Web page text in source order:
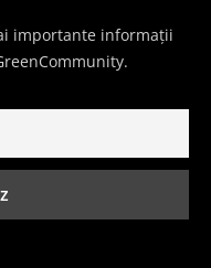
importante informații